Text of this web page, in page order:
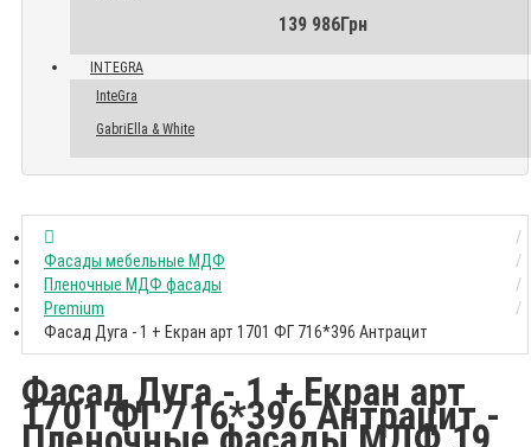
139 986Грн
INTEGRA
InteGra
GabriElla & White
Фасады мебельные МДФ
Пленочные МДФ фасады
Premium
Фасад Дуга - 1 + Екран арт 1701 ФГ 716*396 Антрацит
Фасад Дуга - 1 + Екран арт
1701 ФГ 716*396 Антрацит -